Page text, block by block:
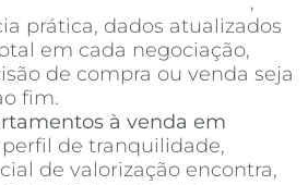
prática, dados atualizados
em cada negociação,
de compra ou venda seja
fim.
à venda em
de tranquilidade,
de valorização encontra,